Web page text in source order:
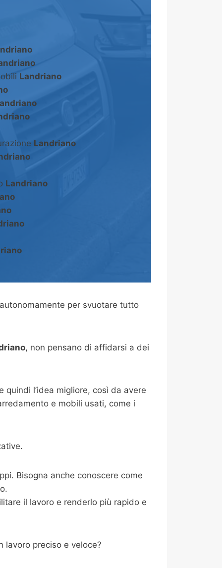
Landriano
Landriano
Landriano
per svuotare tutto
, non pensano di affidarsi a dei
quindi l’idea migliore, così da avere
e mobili usati, come i
Bisogna anche conoscere come
il lavoro e renderlo più rapido e
lavoro preciso e veloce?